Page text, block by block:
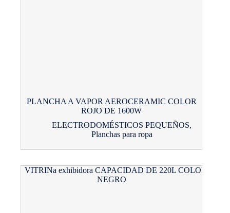
PLANCHA A VAPOR AEROCERAMIC COLOR
ROJO DE 1600W
ELECTRODOMÉSTICOS PEQUEÑOS,
Planchas para ropa